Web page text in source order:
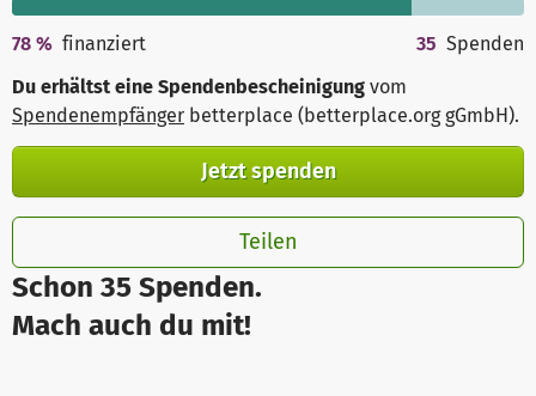
Schon 35 Spenden.
Mach auch du mit!
78 % finanziert 35 Spenden
Du erhältst eine Spendenbescheinigung vom
Spendenempfänger betterplace (betterplace.org gGmbH).
Jetzt spenden
Teilen